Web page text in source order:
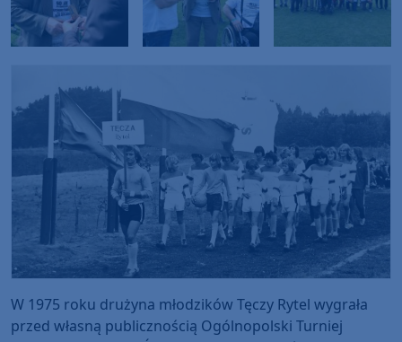
W 1975 roku drużyna młodzików Tęczy Rytel wygrała
przed własną publicznością Ogólnopolski Turniej